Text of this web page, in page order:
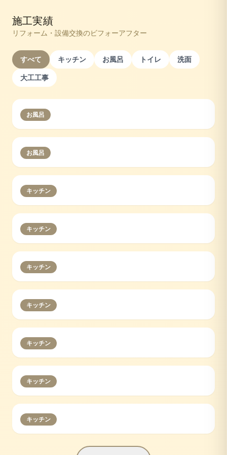
施工実績
リフォーム・設備交換のビフォーアフター
すべて キッチン お風呂 トイレ
洗面
大工工事
お風呂
お風呂
キッチン
キッチン
キッチン
キッチン
キッチン
キッチン
キッチン